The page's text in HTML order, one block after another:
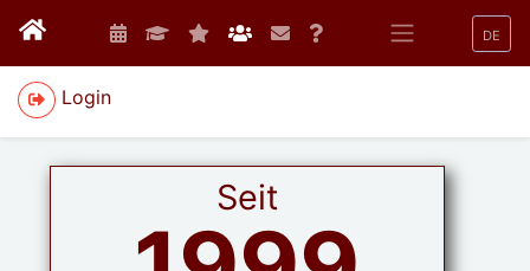
DE
Login
Seit